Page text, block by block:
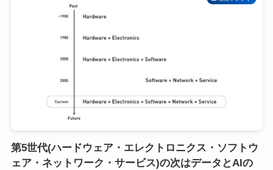
第5世代(ハードウェア・エレクトロニクス・ソフトウ
ェア・ネットワーク・サービス)の次はデータとAIの